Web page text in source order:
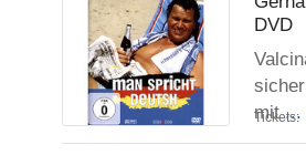
DVD
mit...
Tickets: